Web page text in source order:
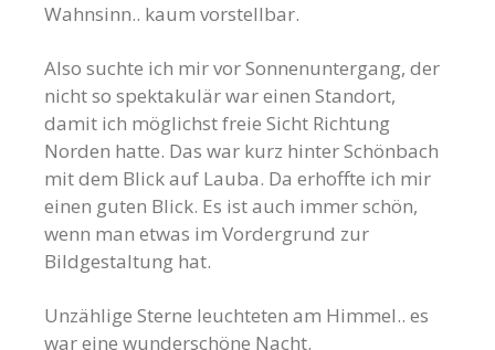
Wahnsinn.. kaum vorstellbar.
Also suchte ich mir vor Sonnenuntergang, der
nicht so spektakulär war einen Standort,
damit ich möglichst freie Sicht Richtung
Norden hatte. Das war kurz hinter Schönbach
mit dem Blick auf Lauba. Da erhoffte ich mir
einen guten Blick. Es ist auch immer schön,
wenn man etwas im Vordergrund zur
Bildgestaltung hat.
Unzählige Sterne leuchteten am Himmel.. es
war eine wunderschöne Nacht.